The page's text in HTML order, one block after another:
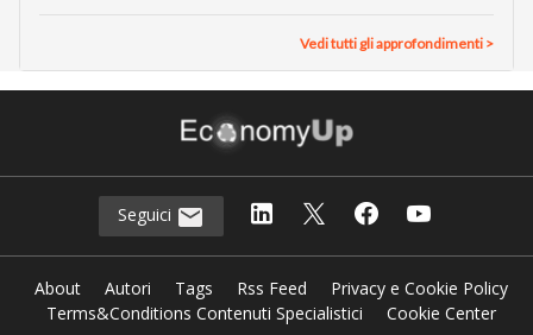
Vedi tutti gli approfondimenti >
Seguici
About Autori Tags Rss Feed
Privacy e Cookie Policy
Terms&Conditions Contenuti Specialistici
Cookie Center